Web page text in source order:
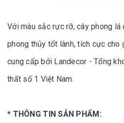
Với màu sắc rực rỡ, cây phong lá
phong thủy tốt lành, tích cực cho
cung cấp bởi Landecor - Tổng
thất số 1 Việt Nam.
* THÔNG TIN SẢN PHẨM: